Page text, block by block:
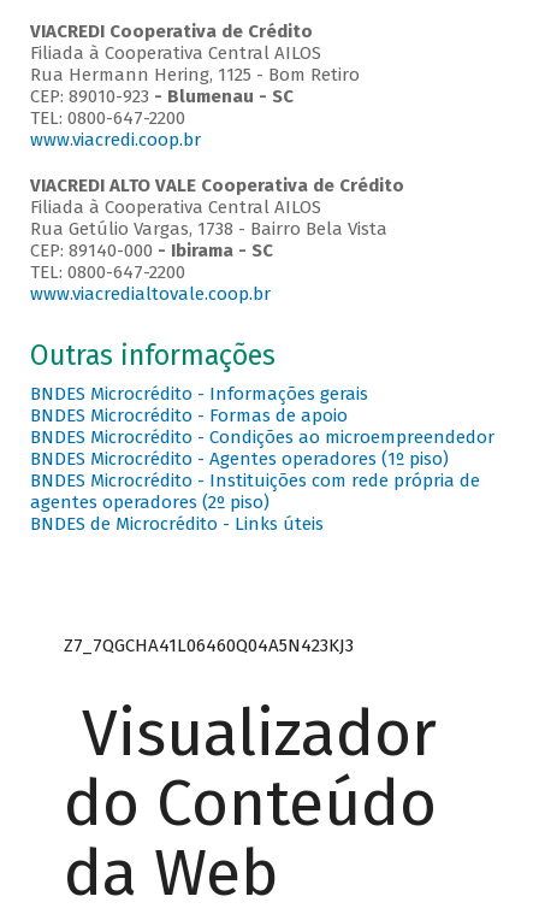
VIACREDI Cooperativa de Crédito
Filiada à Cooperativa Central AILOS
Rua Hermann Hering, 1125 - Bom Retiro
CEP: 89010-923 - Blumenau - SC
TEL: 0800-647-2200
www.viacredi.coop.br
VIACREDI ALTO VALE Cooperativa de Crédito
Filiada à Cooperativa Central AILOS
Rua Getúlio Vargas, 1738 - Bairro Bela Vista
CEP: 89140-000 - Ibirama - SC
TEL: 0800-647-2200
www.viacredialtovale.coop.br
Outras informações
BNDES Microcrédito - Informações gerais
BNDES Microcrédito - Formas de apoio
BNDES Microcrédito - Condições ao microempreendedor
BNDES Microcrédito - Agentes operadores (1º piso)
BNDES Microcrédito - Instituições com rede própria de
agentes operadores (2º piso)
BNDES de Microcrédito - Links úteis
Z7_7QGCHA41L06460Q04A5N423KJ3
Visualizador
do Conteúdo
da Web